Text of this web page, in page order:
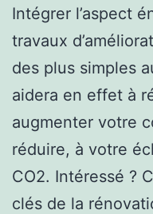
Intégrer l’aspect
travaux
des plus simples
aidera en effet à
augmenter votre
réduire, à votre
CO2. Intéressé ?
clés de la